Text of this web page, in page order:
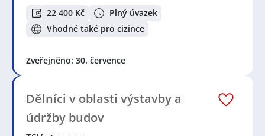
22 400 Kč
Plný úvazek
Vhodné také pro cizince
Zveřejněno: 30. července
Dělníci v oblasti výstavby a
údržby budov